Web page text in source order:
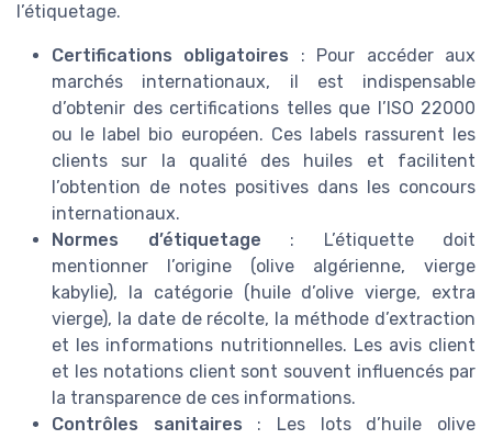
l’étiquetage.
Certifications obligatoires : Pour accéder aux
marchés internationaux, il est indispensable
d’obtenir des certifications telles que l’ISO 22000
ou le label bio européen. Ces labels rassurent les
clients sur la qualité des huiles et facilitent
l’obtention de notes positives dans les concours
internationaux.
Normes d’étiquetage : L’étiquette doit
mentionner l’origine (olive algérienne, vierge
kabylie), la catégorie (huile d’olive vierge, extra
vierge), la date de récolte, la méthode d’extraction
et les informations nutritionnelles. Les avis client
et les notations client sont souvent influencés par
la transparence de ces informations.
Contrôles sanitaires : Les lots d’huile olive